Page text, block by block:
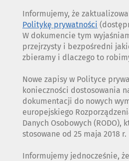
Informujemy, że
Politykę prywatności
W dokumencie tym
przejrzysty i bezpośredni
zbieramy i dlaczego to
Nowe zapisy w Polityce
konieczności dostosowania
dokumentacji do nowych
europejskiego
Danych Osobowych (RODO),
stosowane od 25 maja 2018 r.
Informujemy jednocześnie,